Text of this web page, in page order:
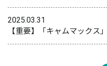
2025.03.31
【重要】「キャムマックス